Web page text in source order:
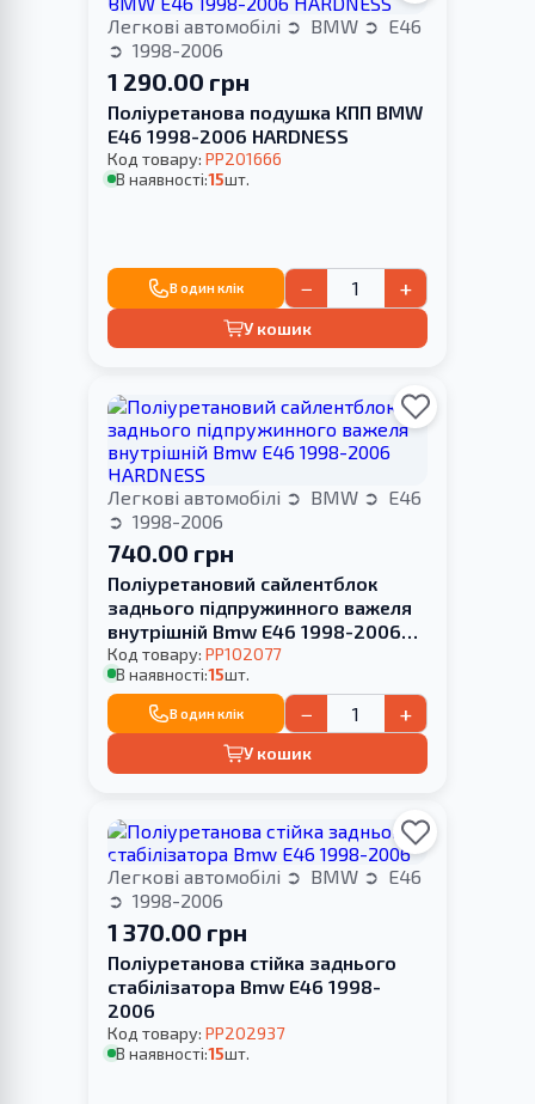
Легкові автомобілі BMW
E46
1998-2006
1 290.00 грн
Поліуретанова подушка КПП BMW
E46 1998-2006 HARDNESS
Код товару: PP201666
В наявності:15шт.
В один клік − +
У кошик
Легкові автомобілі BMW
E46
1998-2006
740.00 грн
Поліуретановий сайлентблок
заднього підпружинного важеля
внутрішній Bmw E46 1998-2006
HARDNESS
Код товару: PP102077
В наявності:15шт.
В один клік − +
У кошик
Легкові автомобілі BMW
E46
1998-2006
1 370.00 грн
Поліуретанова стійка заднього
стабілізатора Bmw E46 1998-
2006
Код товару: PP202937
В наявності:15шт.